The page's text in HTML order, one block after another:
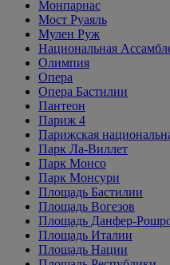
Монпарнас
Мост Руаяль
Мулен Руж
Национальная
Олимпия
Опера
Опера Бастилии
Пантеон
Париж 4
Парижская
Парк Ла-Виллет
Парк Монсо
Парк Монсури
Площадь Бастилии
Площадь Вогезов
Площадь Данфер-
Площадь Италии
Площадь Нации